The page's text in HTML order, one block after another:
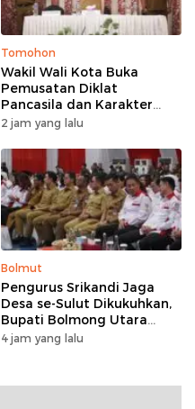
Tomohon
Wakil Wali Kota Buka
Pemusatan Diklat
Pancasila dan Karakter
untuk 36 Calon Paskibraka
2 jam yang lalu
Bolmut
Pengurus Srikandi Jaga
Desa se-Sulut Dikukuhkan,
Bupati Bolmong Utara
Sampaikan Pesan ini
4 jam yang lalu